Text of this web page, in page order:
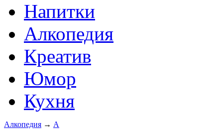
Напитки
Алкопедия
Креатив
Юмор
Кухня
Алкопедия → А